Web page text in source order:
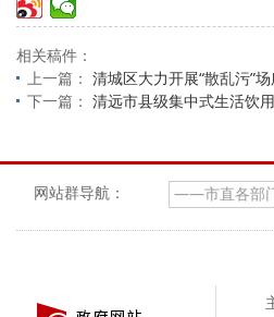
相关稿件：
上一篇： 清城区大力开展“散乱污”
下一篇： 清远市县级集中式生活饮
网站群导航：